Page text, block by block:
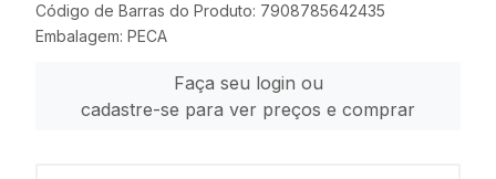
Código de Barras do Produto: 7908785642435
Embalagem: PECA
Faça seu login ou
cadastre-se para ver preços e comprar